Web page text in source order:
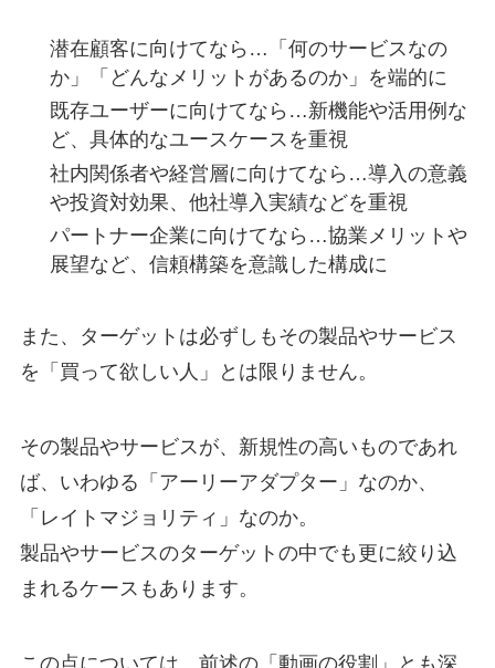
潜在顧客に向けてなら…「何のサービスなの
か」「どんなメリットがあるのか」を端的に
既存ユーザーに向けてなら…新機能や活用例な
ど、具体的なユースケースを重視
社内関係者や経営層に向けてなら…導入の意義
や投資対効果、他社導入実績などを重視
パートナー企業に向けてなら…協業メリットや
展望など、信頼構築を意識した構成に
また、ターゲットは必ずしもその製品やサービス
を「買って欲しい人」とは限りません。
その製品やサービスが、新規性の高いものであれ
ば、いわゆる「アーリーアダプター」なのか、
「レイトマジョリティ」なのか。
製品やサービスのターゲットの中でも更に絞り込
まれるケースもあります。
この点については、前述の「動画の役割」とも深